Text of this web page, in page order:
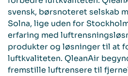
svensk, børsnoteret selskab
Solna, lige uden for
erfaring med
produkter og løsninger til at
luftkvaliteten. QleanAir
fremstille luftrensere til